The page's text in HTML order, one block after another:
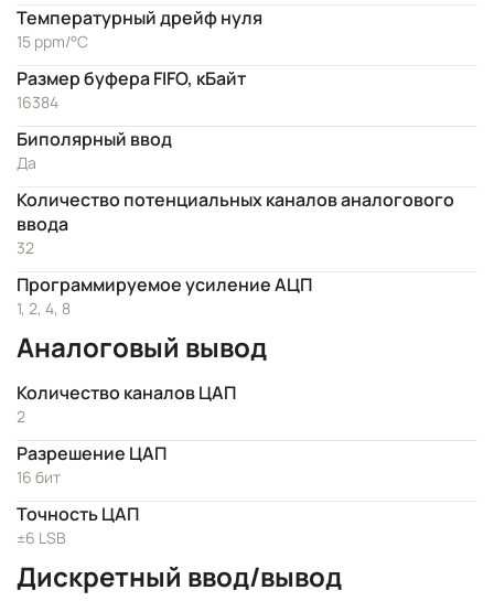
Температурный дрейф нуля
15 ppm/°C
Размер буфера FIFO, кБайт
16384
Биполярный ввод
Да
Количество потенциальных каналов аналогового
ввода
32
Программируемое усиление АЦП
1, 2, 4, 8
Аналоговый вывод
Количество каналов ЦАП
2
Разрешение ЦАП
16 бит
Точность ЦАП
±6 LSB
Дискретный ввод/вывод